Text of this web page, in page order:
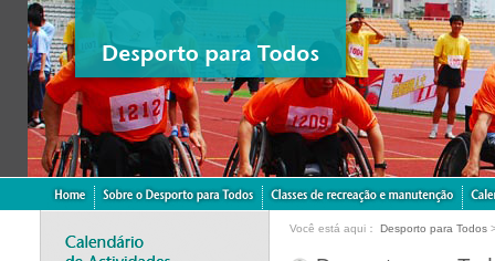
Você está aqui： Desporto para Todos